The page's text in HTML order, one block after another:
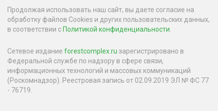
Продолжая использовать наш сайт, вы даете согласие на
обработку файлов Cookies и других пользовательских данных,
в соответствии с Политикой конфиденциальности.
Сетевое издание forestcomplex.ru зарегистрировано в
Федеральной службе по надзору в сфере связи,
информационных технологий и массовых коммуникаций
(Роскомнадзор). Реестровая запись от 02.09.2019 ЭЛ № ФС 77
- 76719.